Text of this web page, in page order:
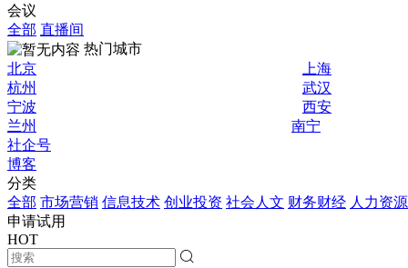
会议
全部 直播间
热门城市
北京
上海
杭州
武汉
宁波
西安
兰州
南宁
社企号
博客
分类
全部 市场营销 信息技术 创业投资 社会人文 财务财经 人力资源
申请试用
HOT